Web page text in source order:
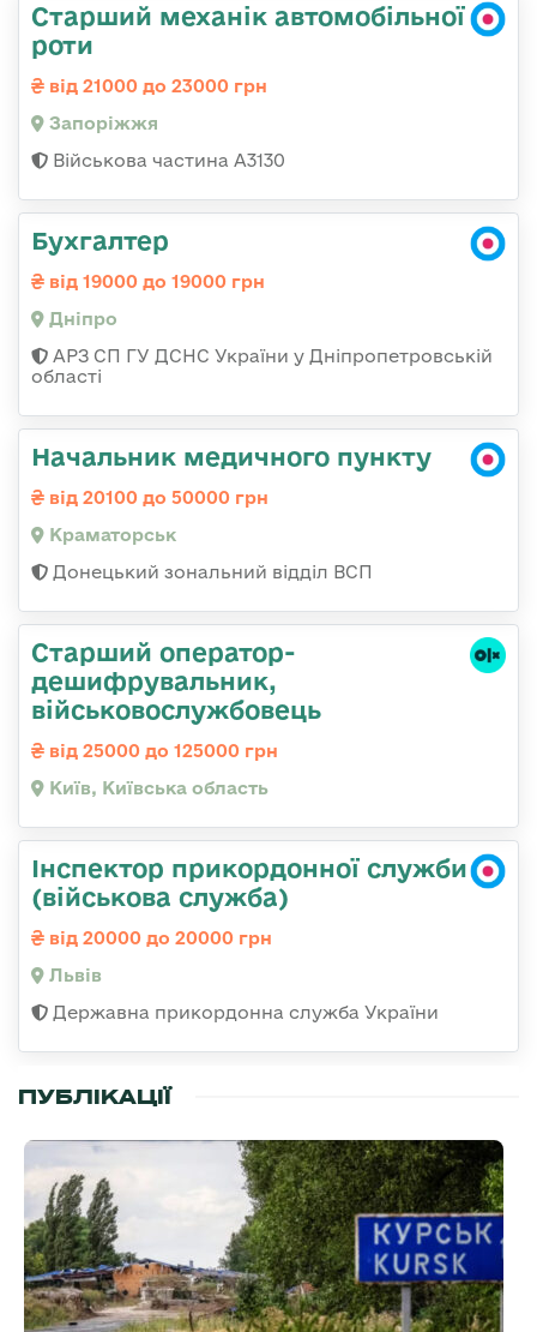
Старший механік автомобільної
роти
від 21000 до 23000 грн
Запоріжжя
Військова частина А3130
Бухгалтер
від 19000 до 19000 грн
Дніпро
АРЗ СП ГУ ДСНС України у Дніпропетровській
області
Начальник медичного пункту
від 20100 до 50000 грн
Краматорськ
Донецький зональний відділ ВСП
Старший оператор-
дешифрувальник,
військовослужбовець
від 25000 до 125000 грн
Київ, Київська область
Інспектор прикордонної служби
(військова служба)
від 20000 до 20000 грн
Львів
Державна прикордонна служба України
ПУБЛІКАЦІЇ